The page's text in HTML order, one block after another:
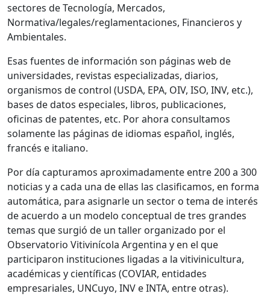
sectores de Tecnología, Mercados,
Normativa/legales/reglamentaciones, Financieros y
Ambientales.
Esas fuentes de información son páginas web de
universidades, revistas especializadas, diarios,
organismos de control (USDA, EPA, OIV, ISO, INV, etc.),
bases de datos especiales, libros, publicaciones,
oficinas de patentes, etc. Por ahora consultamos
solamente las páginas de idiomas español, inglés,
francés e italiano.
Por día capturamos aproximadamente entre 200 a 300
noticias y a cada una de ellas las clasificamos, en forma
automática, para asignarle un sector o tema de interés
de acuerdo a un modelo conceptual de tres grandes
temas que surgió de un taller organizado por el
Observatorio Vitivinícola Argentina y en el que
participaron instituciones ligadas a la vitivinicultura,
académicas y científicas (COVIAR, entidades
empresariales, UNCuyo, INV e INTA, entre otras).